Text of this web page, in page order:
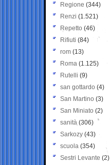
Regione (344)
Renzi (1.521)
Repetto (46)
Rifiuti (84)
rom (13)
Roma (1.125)
Rutelli (9)
san gottardo (4)
San Martino (3)
San Miniato (2)
sanità (306)
Sarkozy (43)
scuola (354)
Sestri Levante (2)